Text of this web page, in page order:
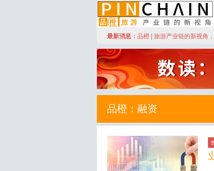
品橙旅游
最新消息： 品橙 | 旅游产业链的新视角
品橙：融资